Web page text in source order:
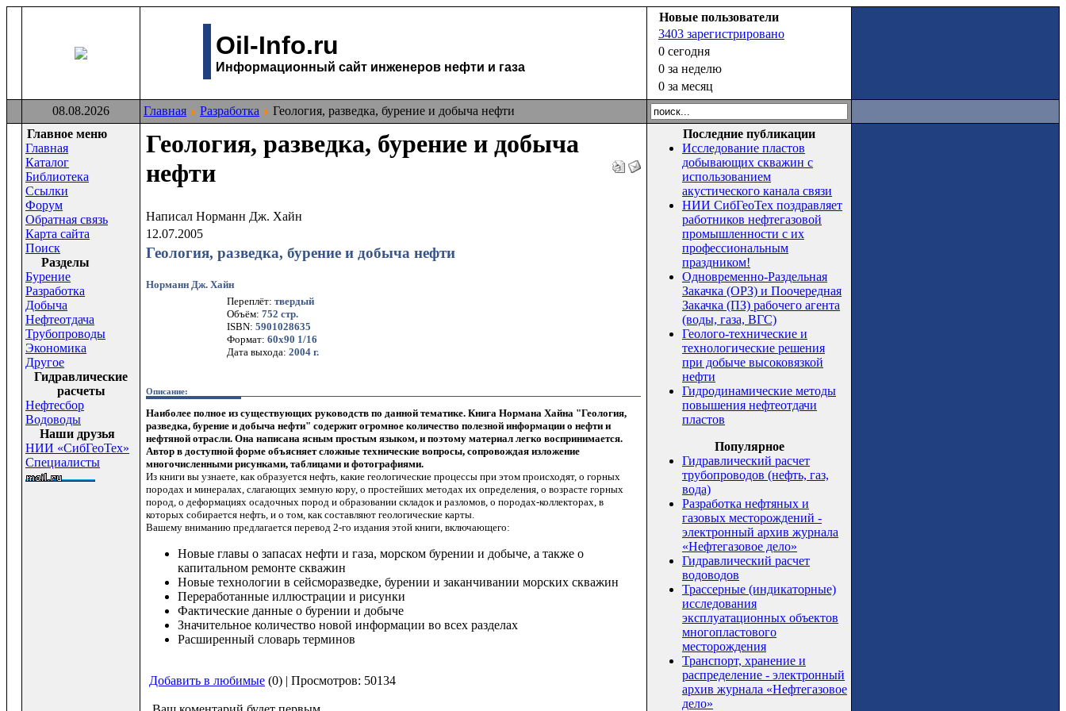
Oil-Info.ru
Информационный сайт инженеров нефти и газа
Новые пользователи
3403 зарегистрировано
0 сегодня
0 за неделю
0 за месяц
08.08.2026
Главная Разработка
Геология, разведка, бурение и добыча нефти
Главное меню
Главная
Каталог
Библиотека
Ссылки
Форум
Обратная связь
Карта сайта
Поиск
Раздeлы
Бурение
Разработка
Добыча
Нефтеотдача
Трубопроводы
Экономика
Другое
Гидравлические
расчеты
Нефтесбор
Водоводы
Наши друзья
НИИ «СибГеоТех»
Специалисты
Геология, разведка, бурение и добыча
нефти
Написал Норманн Дж. Хайн
12.07.2005
Геология, разведка, бурение и добыча нефти
Норманн Дж. Хайн
Переплёт: твердый
Объём: 752 стр.
ISBN: 5901028635
Формат: 60х90 1/16
Дата выхода: 2004 г.
Описание:
Наиболее полное из существующих руководств по данной тематике. Книга Нормана Хайна "Геология,
разведка, бурение и добыча нефти" содержит огромное количество полезной информации о нефти и
нефтяной отрасли. Она написана ясным простым языком, и поэтому материал легко воспринимается.
Автор в доступной форме объясняет сложные технические вопросы, сопровождая изложение
многочисленными рисунками, таблицами и фотографиями.
Из книги вы узнаете, как образуется нефть, какие геологические процессы при этом происходят, о горных
породах и минералах, слагающих земную кору, о простейших методах их определения, о возрасте горных
пород, о деформациях осадочных пород и образовании складок и разломов, о породах-коллекторах, в
которых собирается нефть, и о том, как составляют геологические карты.
Вашему вниманию предлагается перевод 2-го издания этой книги, включающего:
Новые главы о запасах нефти и газа, морском бурении и добыче, а также о
капитальном ремонте скважин
Новые технологии в сейсморазведке, бурении и заканчивании морских скважин
Переработанные иллюстрации и рисунки
Фактические данные о бурении и добыче
Значительное количество новой информации во всех разделах
Расширенный словарь терминов
Добавить в любимые (0) | Просмотров: 50134
Последние публикации
Исследование пластов
добывающих скважин с
использованием
акустического канала связи
НИИ СибГеоТех поздравляет
работников нефтегазовой
промышленности с их
профессиональным
праздником!
Одновременно-Раздельная
Закачка (ОРЗ) и Поочередная
Закачка (ПЗ) рабочего агента
(воды, газа, ВГС)
Геолого-технические и
технологические решения
при добыче высоковязкой
нефти
Гидродинамические методы
повышения нефтеотдачи
пластов
Популярное
Гидравлический расчет
трубопроводов (нефть, газ,
вода)
Разработка нефтяных и
газовых месторождений -
электронный архив журнала
«Нефтегазовое дело»
Гидравлический расчет
водоводов
Трассерные (индикаторные)
исследования
эксплуатационных объектов
многопластового
месторождения
Транспорт, хранение и
распределение - электронный
архив журнала «Нефтегазовое
дело»